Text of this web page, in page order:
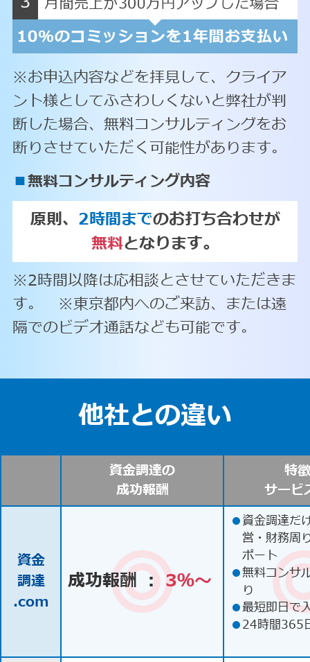
※お申込内容などを拝見して、クライア
ント様としてふさわしくないと弊社が判
断した場合、無料コンサルティングをお
断りさせていただく可能性があります。
■無料コンサルティング内容
原則、 2時間までのお打ち合わせが
無料となります。
※2時間以降は応相談とさせていただきま
す。 ※東京都内へのご来訪、または遠
隔でのビデオ通話なども可能です。
他社との違い
資金調達の
成功報酬
特
サービ
資金
調達
.com
成功報酬 ： 3％〜
●資金調達だ
営・財務周
ポート
●無料コンサ
り
●最短即日で
●24時間365